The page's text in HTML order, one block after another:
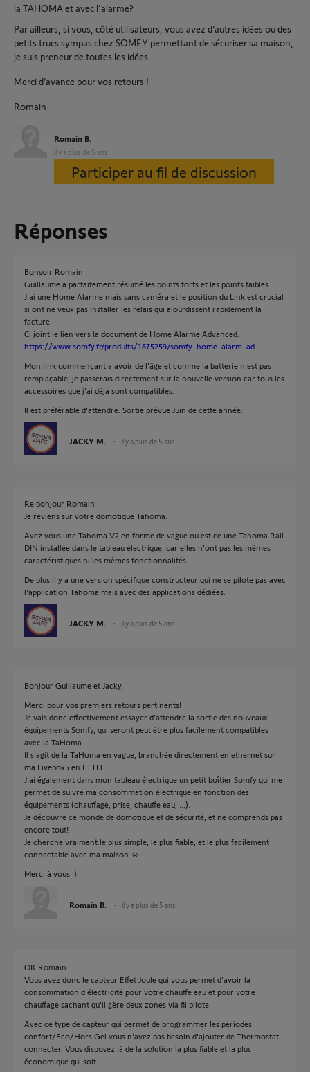
la TAHOMA et avec l'alarme?
Par ailleurs, si vous, côté utilisateurs, vous avez d’autres idées ou des
petits trucs sympas chez SOMFY permettant de sécuriser sa maison,
je suis preneur de toutes les idées.
Merci d’avance pour vos retours !
Romain
Romain B.
il y a plus de 5 ans
Participer au fil de discussion
Réponses
Bonsoir Romain
Guillaume a parfaitement résumé les points forts et les points faibles.
J'ai une Home Alarme mais sans caméra et le position du Link est crucial
si ont ne veux pas installer les relais qui alourdissent rapidement la
facture.
Ci joint le lien vers la document de Home Alarme Advanced.
https://www.somfy.fr/produits/1875259/somfy-home-alarm-ad...
Mon link commençant a avoir de l'âge et comme la batterie n'est pas
remplaçable, je passerais directement sur la nouvelle version car tous les
accessoires que j'ai déjà sont compatibles.
Il est préférable d'attendre. Sortie prévue Juin de cette année.
JACKY M. il y a plus de 5 ans
Re bonjour Romain
Je reviens sur votre domotique Tahoma.
Avez vous une Tahoma V2 en forme de vague ou est ce une Tahoma Rail
DIN installée dans le tableau électrique, car elles n'ont pas les mêmes
caractéristiques ni les mêmes fonctionnalités.
De plus il y a une version spécifique constructeur qui ne se pilote pas avec
l'application Tahoma mais avec des applications dédiées.
JACKY M. il y a plus de 5 ans
Bonjour Guillaume et Jacky,
Merci pour vos premiers retours pertinents!
Je vais donc effectivement essayer d’attendre la sortie des nouveaux
équipements Somfy, qui seront peut être plus facilement compatibles
avec la TaHoma.
Il s’agit de la TaHoma en vague, branchée directement en ethernet sur
ma Livebox5 en FTTH.
J’ai également dans mon tableau électrique un petit boîtier Somfy qui me
permet de suivre ma consommation électrique en fonction des
équipements (chauffage, prise, chauffe eau, ...).
Je découvre ce monde de domotique et de sécurité, et ne comprends pas
encore tout!
Je cherche vraiment le plus simple, le plus fiable, et le plus facilement
connectable avec ma maison ☺️
Merci à vous :)
Romain B. il y a plus de 5 ans
OK Romain
Vous avez donc le capteur Effet Joule qui vous permet d'avoir la
consommation d'électricité pour votre chauffe eau et pour votre
chauffage sachant qu'il gère deux zones via fil pilote.
Avec ce type de capteur qui permet de programmer les périodes
confort/Eco/Hors Gel vous n'avez pas besoin d'ajouter de Thermostat
connecter. Vous disposez là de la solution la plus fiable et la plus
économique qui soit.